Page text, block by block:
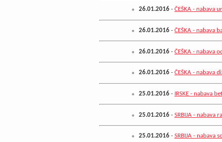
26.01.2016 - ČEŠKA - nabava
26.01.2016 - ČEŠKA - nabava
26.01.2016 - ČEŠKA - nabava
26.01.2016 - ČEŠKA - nabava
25.01.2016 - IRSKE - nabava
25.01.2016 - SRBIJA - nabava
25.01.2016 - SRBIJA - nabava